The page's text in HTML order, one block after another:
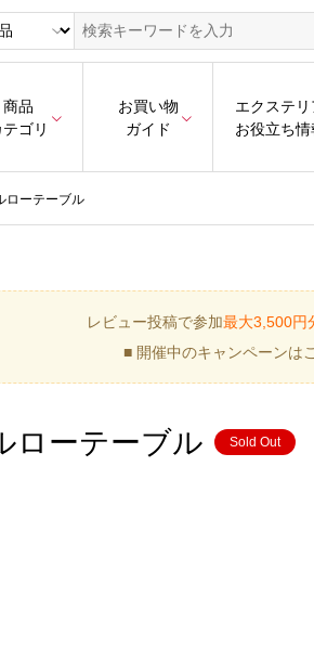
商品
ゴリ
お買い物
ガイド
エクステリ
お役立ち情
ローテーブル
レビュー投稿で参加最大3,500円
■ 開催中のキャンペーンは
ローテーブル Sold Out